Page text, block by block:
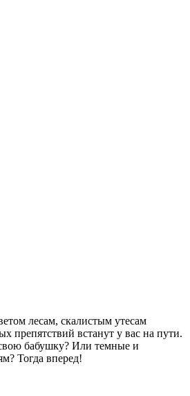
лесам, скалистым утесам
препятствий встанут у вас на пути.
бабушку? Или темные и
Тогда вперед!